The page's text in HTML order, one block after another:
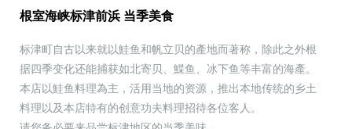
根室海峡标津前浜 当季美食
标津町自古以来就以鮭鱼和帆立贝的產地而著称，除此之外根
据四季变化还能捕获如北寄贝、鰈鱼、冰下鱼等丰富的海產。
本店以鮭鱼料理為主，活用当地的资源，推出本地传统的乡土
料理以及本店特有的创意功夫料理招待各位客人。